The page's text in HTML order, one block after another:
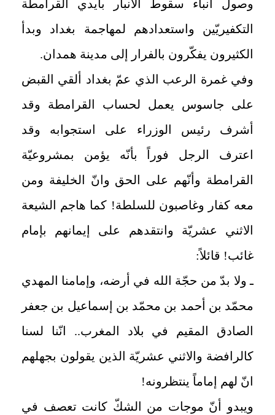
وصول أنباء سقوط الأنبار بأيدي القرامطة
التكفيريّين واستعدادهم لمهاجمة بغداد وبدأ
الكثيرون يفكّرون بالفرار إلى مدينة همدان.
وفي غمرة الرعب الذي عمّ بغداد ألقي القبض
على جاسوس يعمل لحساب القرامطة وقد
أشرف رئيس الوزراء على استجوابه وقد
اعترف الرجل فوراً بأنّه يؤمن بمشروعيّة
القرامطة وأنّهم على الحق وانّ الخليفة ومن
معه كفار وغاصبون للسلطة! كما هاجم الشيعة
الاثني عشريّة وانتقدهم على إيمانهم بإمام
غائب! قائلاً:
ـ ولا بدّ من حجّة الله في أرضه، وإمامنا المهدي
محمّد بن أحمد بن محمّد بن إسماعيل بن جعفر
الصادق المقيم في بلاد المغرب.. انّنا لسنا
كالرافضة والاثني عشريّة الذين يقولون بجهلهم
انّ لهم إماماً ينتظرونه!
ويبدو أنّ موجات من الشكّ كانت تعصف في